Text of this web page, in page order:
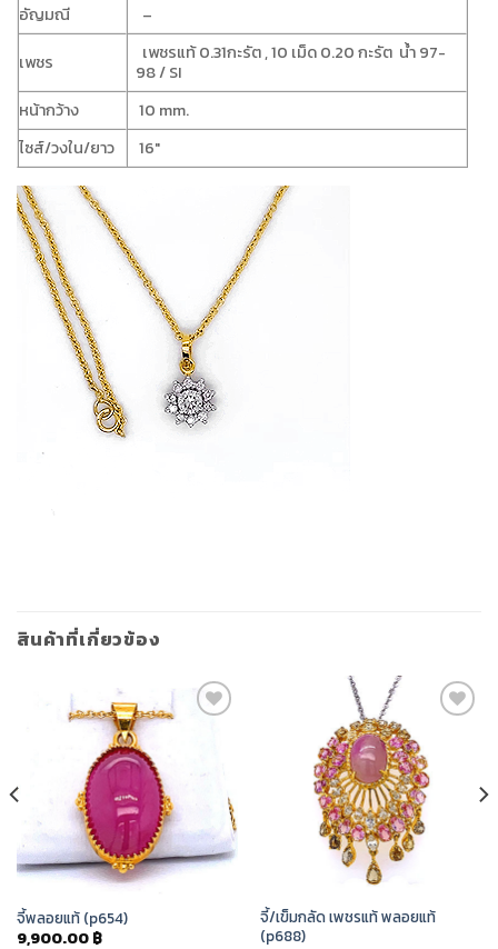
อัญมณี
–
เพชร
เพชรแท้ 0.31กะรัต , 10 เม็ด 0.20 กะรัต น้ำ 97-
98 / SI
หน้ากว้าง
10 mm.
ไซส์/วงใน/ยาว
16″
สินค้าที่เกี่ยวข้อง
จี้พลอยแท้ (p654)
9,900.00 ฿
จี้/เข็มกลัด เพชรแท้ พลอยแท้
(p688)